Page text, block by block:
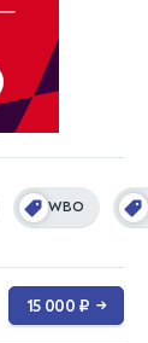
WBO
15 000 ₽ →